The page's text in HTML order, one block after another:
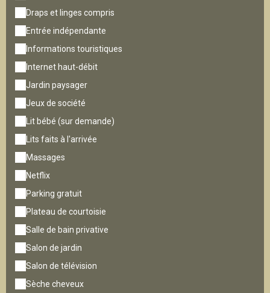
Draps et linges compris
Entrée indépendante
Informations touristiques
Internet haut-débit
Jardin paysager
Jeux de société
Lit bébé (sur demande)
Lits faits à l'arrivée
Massages
Netflix
Parking gratuit
Plateau de courtoisie
Salle de bain privative
Salon de jardin
Salon de télévision
Sèche cheveux